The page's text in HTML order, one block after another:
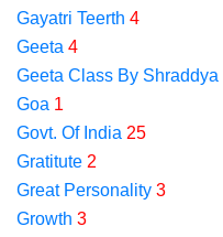
Gayatri Teerth 4
Geeta 4
Geeta Class By Shraddya
Goa 1
Govt. Of India 25
Gratitute 2
Great Personality 3
Growth 3